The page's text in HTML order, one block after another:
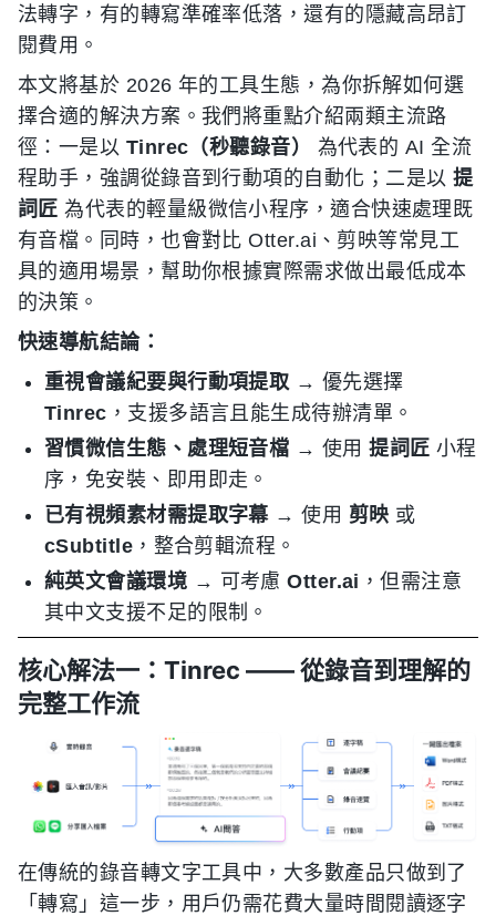
法轉字，有的轉寫準確率低落，還有的隱藏高昂訂
閱費用。
本文將基於 2026 年的工具生態，為你拆解如何選
擇合適的解決方案。我們將重點介紹兩類主流路
徑：一是以 Tinrec（秒聽錄音）
為代表的 AI 全流
程助手，強調從錄音到行動項的自動化；二是以 提
詞匠 為代表的輕量級微信小程序，適合快速處理既
有音檔。同時，也會對比 Otter.ai、剪映等常見工
具的適用場景，幫助你根據實際需求做出最低成本
的決策。
快速導航結論：
重視會議紀要與行動項提取→ 優先選擇
Tinrec ，支援多語言且能生成待辦清單。
習慣微信生態、處理短音檔 → 使用提詞匠 小程
序，免安裝、即用即走。
已有視頻素材需提取字幕→ 使用 剪映 或
cSubtitle ，整合剪輯流程。
純英文會議環境 → 可考慮Otter.ai ，但需注意
其中文支援不足的限制。
核心解法一：Tinrec —— 從錄音到理解的
完整工作流
在傳統的錄音轉文字工具中，大多數產品只做到了
「轉寫」這一步，用戶仍需花費大量時間閱讀逐字